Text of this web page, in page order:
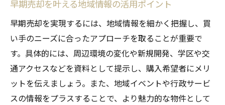
早期売却を叶える地域情報の活用ポイント
早期売却を実現するには、地域情報を細かく把握し、買
い手のニーズに合ったアプローチを取ることが重要で
す。具体的には、周辺環境の変化や新規開発、学区や交
通アクセスなどを資料として提示し、購入希望者にメリ
ットを伝えましょう。また、地域イベントや行政サービ
スの情報をプラスすることで、より魅力的な物件として